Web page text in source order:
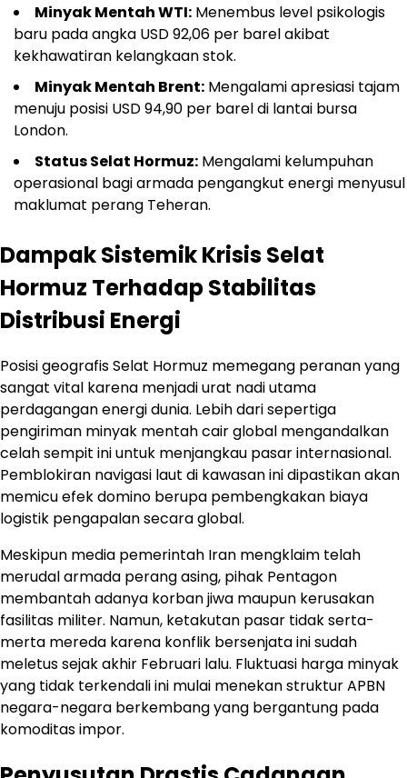
Minyak Mentah WTI: Menembus level psikologis
baru pada angka USD 92,06 per barel akibat
kekhawatiran kelangkaan stok.
Minyak Mentah Brent: Mengalami apresiasi tajam
menuju posisi USD 94,90 per barel di lantai bursa
London.
Status Selat Hormuz: Mengalami kelumpuhan
operasional bagi armada pengangkut energi menyusul
maklumat perang Teheran.
Dampak Sistemik Krisis Selat
Hormuz Terhadap Stabilitas
Distribusi Energi
Posisi geografis Selat Hormuz memegang peranan yang
sangat vital karena menjadi urat nadi utama
perdagangan energi dunia. Lebih dari sepertiga
pengiriman minyak mentah cair global mengandalkan
celah sempit ini untuk menjangkau pasar internasional.
Pemblokiran navigasi laut di kawasan ini dipastikan akan
memicu efek domino berupa pembengkakan biaya
logistik pengapalan secara global.
Meskipun media pemerintah Iran mengklaim telah
merudal armada perang asing, pihak Pentagon
membantah adanya korban jiwa maupun kerusakan
fasilitas militer. Namun, ketakutan pasar tidak serta-
merta mereda karena konflik bersenjata ini sudah
meletus sejak akhir Februari lalu. Fluktuasi harga minyak
yang tidak terkendali ini mulai menekan struktur APBN
negara-negara berkembang yang bergantung pada
komoditas impor.